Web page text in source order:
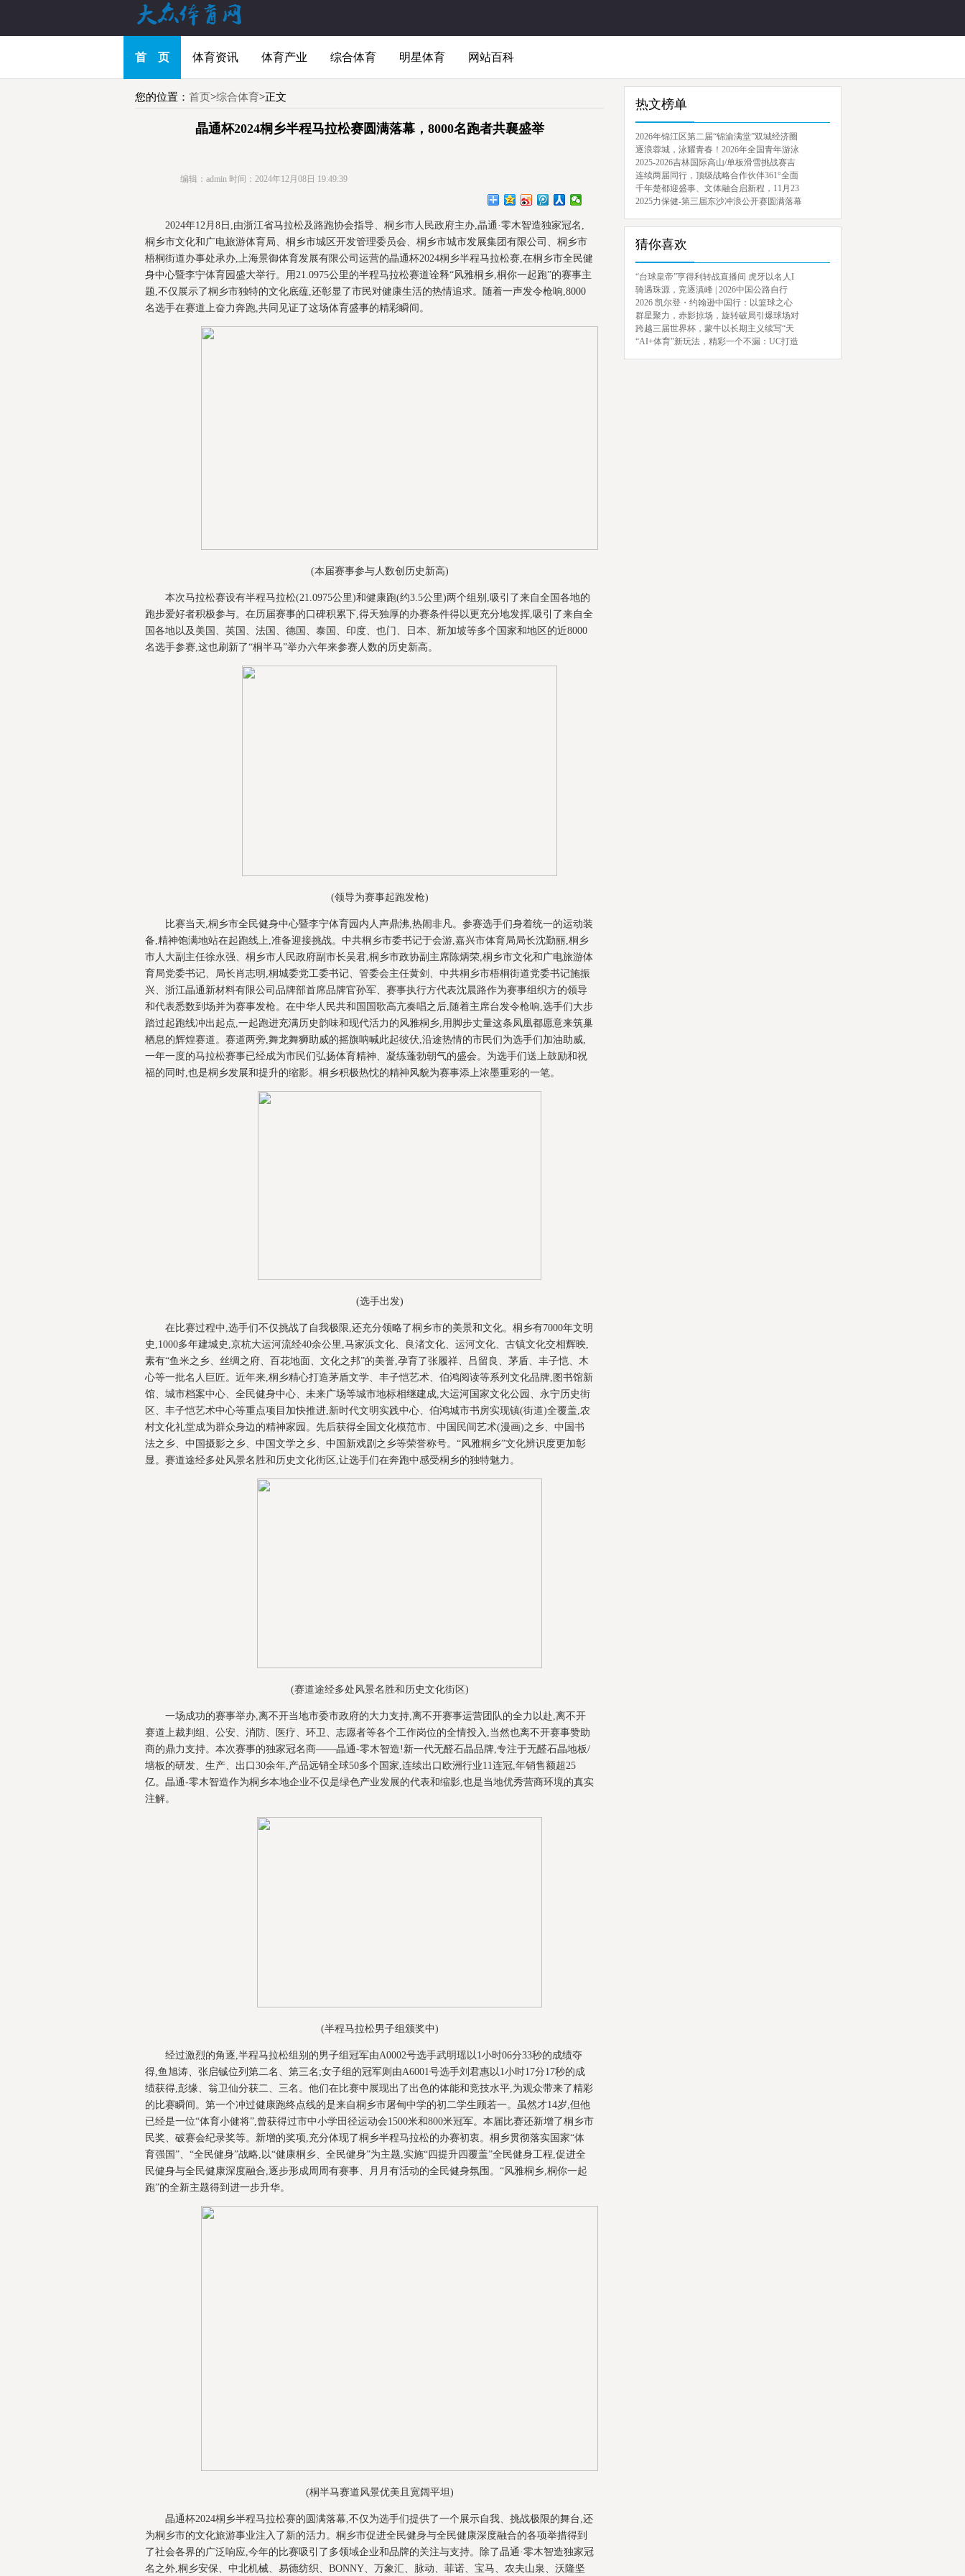
首 页 体育资讯 体育产业 综合体育 明星体育 网站百科
您的位置： 首页>综合体育>正文
晶通杯2024桐乡半程马拉松赛圆满落幕，8000名跑者共襄盛举
编辑：admin 时间：2024年12月08日 19:49:39
2024年12月8日,由浙江省马拉松及路跑协会指导、桐乡市人民政府主办,晶通·零木智造独家冠名,
桐乡市文化和广电旅游体育局、桐乡市城区开发管理委员会、桐乡市城市发展集团有限公司、桐乡市
梧桐街道办事处承办,上海景御体育发展有限公司运营的晶通杯2024桐乡半程马拉松赛,在桐乡市全民健
身中心暨李宁体育园盛大举行。用21.0975公里的半程马拉松赛道诠释“风雅桐乡,桐你一起跑”的赛事主
题,不仅展示了桐乡市独特的文化底蕴,还彰显了市民对健康生活的热情追求。随着一声发令枪响,8000
名选手在赛道上奋力奔跑,共同见证了这场体育盛事的精彩瞬间。
(本届赛事参与人数创历史新高)
本次马拉松赛设有半程马拉松(21.0975公里)和健康跑(约3.5公里)两个组别,吸引了来自全国各地的
跑步爱好者积极参与。在历届赛事的口碑积累下,得天独厚的办赛条件得以更充分地发挥,吸引了来自全
国各地以及美国、英国、法国、德国、泰国、印度、也门、日本、新加坡等多个国家和地区的近8000
名选手参赛,这也刷新了“桐半马”举办六年来参赛人数的历史新高。
(领导为赛事起跑发枪)
比赛当天,桐乡市全民健身中心暨李宁体育园内人声鼎沸,热闹非凡。参赛选手们身着统一的运动装
备,精神饱满地站在起跑线上,准备迎接挑战。中共桐乡市委书记于会游,嘉兴市体育局局长沈勤丽,桐乡
市人大副主任徐永强、桐乡市人民政府副市长吴君,桐乡市政协副主席陈炳荣,桐乡市文化和广电旅游体
育局党委书记、局长肖志明,桐城委党工委书记、管委会主任黄剑、中共桐乡市梧桐街道党委书记施振
兴、浙江晶通新材料有限公司品牌部首席品牌官孙军、赛事执行方代表沈晨路作为赛事组织方的领导
和代表悉数到场并为赛事发枪。在中华人民共和国国歌高亢奏唱之后,随着主席台发令枪响,选手们大步
踏过起跑线冲出起点,一起跑进充满历史韵味和现代活力的风雅桐乡,用脚步丈量这条凤凰都愿意来筑巢
栖息的辉煌赛道。赛道两旁,舞龙舞狮助威的摇旗呐喊此起彼伏,沿途热情的市民们为选手们加油助威,
一年一度的马拉松赛事已经成为市民们弘扬体育精神、凝练蓬勃朝气的盛会。为选手们送上鼓励和祝
福的同时,也是桐乡发展和提升的缩影。桐乡积极热忱的精神风貌为赛事添上浓墨重彩的一笔。
(选手出发)
在比赛过程中,选手们不仅挑战了自我极限,还充分领略了桐乡市的美景和文化。桐乡有7000年文明
史,1000多年建城史,京杭大运河流经40余公里,马家浜文化、良渚文化、运河文化、古镇文化交相辉映,
素有“鱼米之乡、丝绸之府、百花地面、文化之邦”的美誉,孕育了张履祥、吕留良、茅盾、丰子恺、木
心等一批名人巨匠。近年来,桐乡精心打造茅盾文学、丰子恺艺术、伯鸿阅读等系列文化品牌,图书馆新
馆、城市档案中心、全民健身中心、未来广场等城市地标相继建成,大运河国家文化公园、永宁历史街
区、丰子恺艺术中心等重点项目加快推进,新时代文明实践中心、伯鸿城市书房实现镇(街道)全覆盖,农
村文化礼堂成为群众身边的精神家园。先后获得全国文化模范市、中国民间艺术(漫画)之乡、中国书
法之乡、中国摄影之乡、中国文学之乡、中国新戏剧之乡等荣誉称号。“风雅桐乡”文化辨识度更加彰
显。赛道途经多处风景名胜和历史文化街区,让选手们在奔跑中感受桐乡的独特魅力。
(赛道途经多处风景名胜和历史文化街区)
一场成功的赛事举办,离不开当地市委市政府的大力支持,离不开赛事运营团队的全力以赴,离不开
赛道上裁判组、公安、消防、医疗、环卫、志愿者等各个工作岗位的全情投入,当然也离不开赛事赞助
商的鼎力支持。本次赛事的独家冠名商——晶通-零木智造!新一代无醛石晶品牌,专注于无醛石晶地板/
墙板的研发、生产、出口30余年,产品远销全球50多个国家,连续出口欧洲行业11连冠,年销售额超25
亿。晶通-零木智造作为桐乡本地企业不仅是绿色产业发展的代表和缩影,也是当地优秀营商环境的真实
注解。
(半程马拉松男子组颁奖中)
经过激烈的角逐,半程马拉松组别的男子组冠军由A0002号选手武明瑶以1小时06分33秒的成绩夺
得,鱼旭涛、张启铖位列第二名、第三名;女子组的冠军则由A6001号选手刘君惠以1小时17分17秒的成
绩获得,彭缘、翁卫仙分获二、三名。他们在比赛中展现出了出色的体能和竞技水平,为观众带来了精彩
的比赛瞬间。第一个冲过健康跑终点线的是来自桐乡市屠甸中学的初二学生顾若一。虽然才14岁,但他
已经是一位“体育小健将”,曾获得过市中小学田径运动会1500米和800米冠军。本届比赛还新增了桐乡市
民奖、破赛会纪录奖等。新增的奖项,充分体现了桐乡半程马拉松的办赛初衷。桐乡贯彻落实国家“体
育强国”、“全民健身”战略,以“健康桐乡、全民健身”为主题,实施“四提升四覆盖”全民健身工程,促进全
民健身与全民健康深度融合,逐步形成周周有赛事、月月有活动的全民健身氛围。“风雅桐乡,桐你一起
跑”的全新主题得到进一步升华。
(桐半马赛道风景优美且宽阔平坦)
晶通杯2024桐乡半程马拉松赛的圆满落幕,不仅为选手们提供了一个展示自我、挑战极限的舞台,还
为桐乡市的文化旅游事业注入了新的活力。桐乡市促进全民健身与全民健康深度融合的各项举措得到
了社会各界的广泛响应,今年的比赛吸引了多领域企业和品牌的关注与支持。除了晶通·零木智造独家冠
名之外,桐乡安保、中北机械、易德纺织、BONNY、万象汇、脉动、菲诺、宝马、农夫山泉、沃隆坚
热文榜单
2026年锦江区第二届“锦渝满堂”双城经济圈
逐浪蓉城，泳耀青春！2026年全国青年游泳
2025-2026吉林国际高山/单板滑雪挑战赛吉
连续两届同行，顶级战略合作伙伴361°全面
千年楚都迎盛事、文体融合启新程，11月23
2025力保健-第三届东沙冲浪公开赛圆满落幕
猜你喜欢
“台球皇帝”亨得利转战直播间 虎牙以名人I
骑遇珠源，竞逐滇峰 | 2026中国公路自行
2026 凯尔登・约翰逊中国行：以篮球之心
群星聚力，赤影掠场，旋转破局引爆球场对
跨越三届世界杯，蒙牛以长期主义续写“天
“AI+体育”新玩法，精彩一个不漏：UC打造